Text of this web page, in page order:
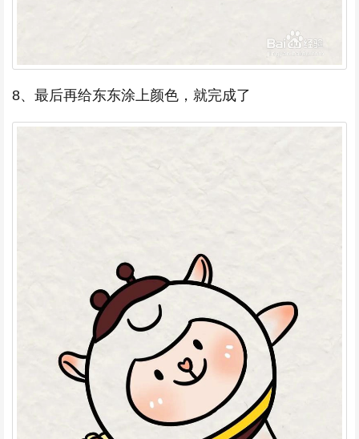
8、最后再给东东涂上颜色，就完成了